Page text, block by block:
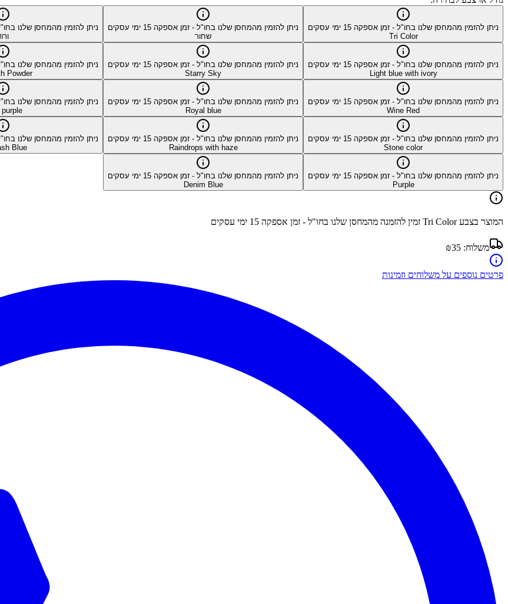
ניתן להזמין מהמחסן שלנו בחו"ל - זמן אספקה 15 ימי עסקים
Tri Color
ניתן להזמין מהמחסן שלנו בחו"ל - זמן אספקה 15 ימי עסקים
שחור
ניתן להזמין מהמחסן שלנו
ניתן להזמין מהמחסן שלנו בחו"ל - זמן אספקה 15 ימי עסקים
Light blue with ivory
ניתן להזמין מהמחסן שלנו בחו"ל - זמן אספקה 15 ימי עסקים
Starry Sky
ניתן להזמין מהמחסן שלנו
Powder
ניתן להזמין מהמחסן שלנו בחו"ל - זמן אספקה 15 ימי עסקים
Wine Red
ניתן להזמין מהמחסן שלנו בחו"ל - זמן אספקה 15 ימי עסקים
Royal blue
ניתן להזמין מהמחסן שלנו
purple
ניתן להזמין מהמחסן שלנו בחו"ל - זמן אספקה 15 ימי עסקים
Stone color
ניתן להזמין מהמחסן שלנו בחו"ל - זמן אספקה 15 ימי עסקים
Raindrops with haze
ניתן להזמין מהמחסן שלנו
Blue
ניתן להזמין מהמחסן שלנו בחו"ל - זמן אספקה 15 ימי עסקים
Purple
ניתן להזמין מהמחסן שלנו בחו"ל - זמן אספקה 15 ימי עסקים
Denim Blue
המוצר בצבעTri Color זמין להזמנה מהמחסן שלנו בחו"ל - זמן אספקה 15 ימי עסקים
משלוח: ₪35
פרטים נוספים על משלוחים וזמינות